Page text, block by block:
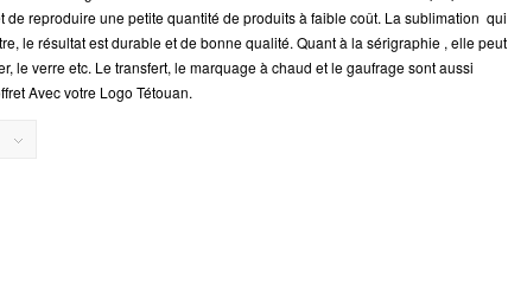
reproduire une petite quantité de produits à faible coût. La sublimation qui
le résultat est durable et de bonne qualité. Quant à la sérigraphie , elle peut
le verre etc. Le transfert, le marquage à chaud et le gaufrage sont aussi
Avec votre Logo Tétouan.